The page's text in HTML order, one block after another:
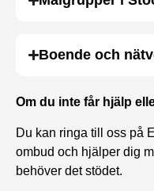
Boende och
Om du inte får hjälp
Du kan ringa till oss på
ombud och hjälper dig
behöver det stödet.